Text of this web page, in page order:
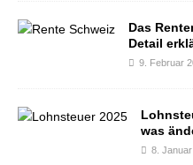
Das
Detail
9. Februar
was
8.